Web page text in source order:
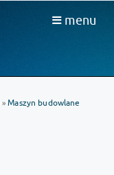
menu
»Maszyn budowlane